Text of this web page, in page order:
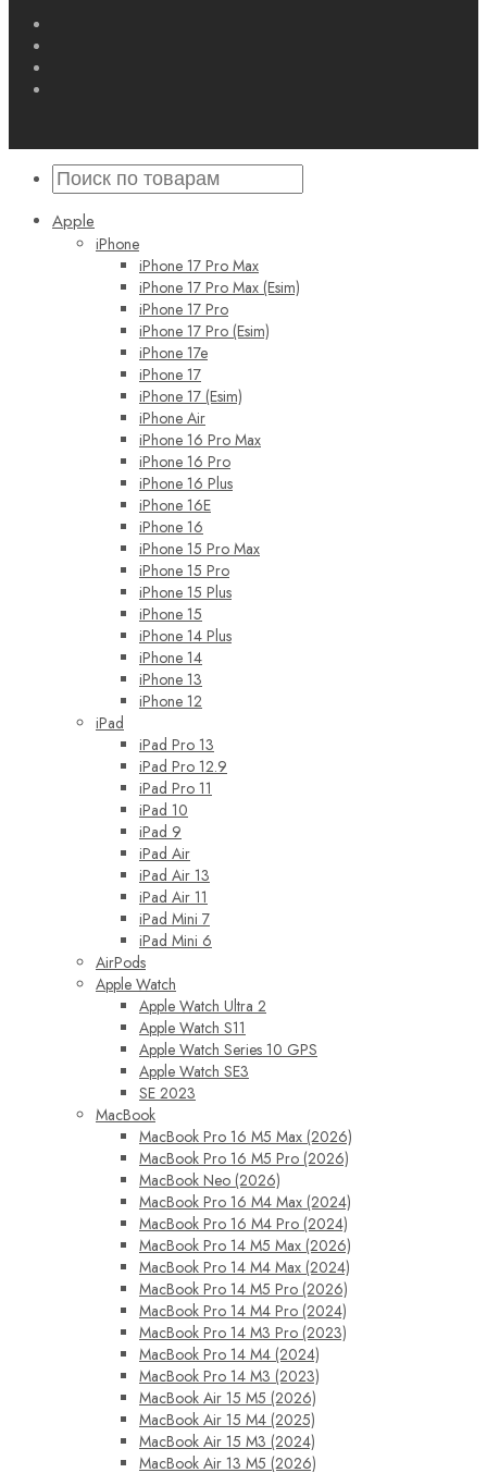
Apple
iPhone
iPhone 17 Pro Max
iPhone 17 Pro Max (Esim)
iPhone 17 Pro
iPhone 17 Pro (Esim)
iPhone 17e
iPhone 17
iPhone 17 (Esim)
iPhone Air
iPhone 16 Pro Max
iPhone 16 Pro
iPhone 16 Plus
iPhone 16E
iPhone 16
iPhone 15 Pro Max
iPhone 15 Pro
iPhone 15 Plus
iPhone 15
iPhone 14 Plus
iPhone 14
iPhone 13
iPhone 12
iPad
iPad Pro 13
iPad Pro 12.9
iPad Pro 11
iPad 10
iPad 9
iPad Air
iPad Air 13
iPad Air 11
iPad Mini 7
iPad Mini 6
AirPods
Apple Watch
Apple Watch Ultra 2
Apple Watch S11
Apple Watch Series 10 GPS
Apple Watch SE3
SE 2023
MacBook
MacBook Pro 16 M5 Max (2026)
MacBook Pro 16 M5 Pro (2026)
MacBook Neo (2026)
MacBook Pro 16 M4 Max (2024)
MacBook Pro 16 M4 Pro (2024)
MacBook Pro 14 M5 Max (2026)
MacBook Pro 14 M4 Max (2024)
MacBook Pro 14 M5 Pro (2026)
MacBook Pro 14 M4 Pro (2024)
MacBook Pro 14 M3 Pro (2023)
MacBook Pro 14 M4 (2024)
MacBook Pro 14 M3 (2023)
MacBook Air 15 M5 (2026)
MacBook Air 15 M4 (2025)
MacBook Air 15 M3 (2024)
MacBook Air 13 M5 (2026)